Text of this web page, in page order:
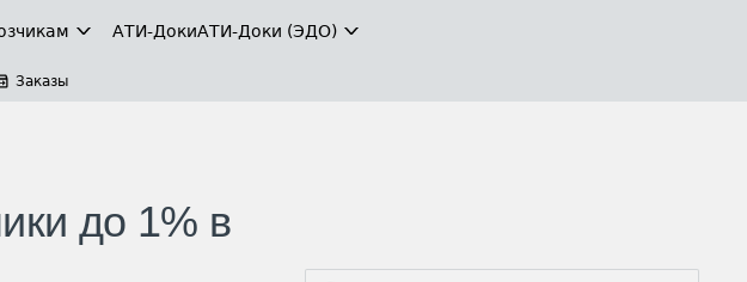
АТИ-ДокиАТИ-Доки (ЭДО)
Заказы
до 1% в